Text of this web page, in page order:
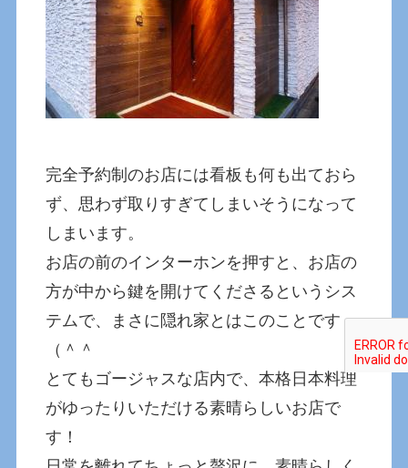
完全予約制のお店には看板も何も出ておら
ず、思わず取りすぎてしまいそうになって
しまいます。
お店の前のインターホンを押すと、お店の
方が中から鍵を開けてくださるというシス
テムで、まさに隠れ家とはこのことです
（＾＾
とてもゴージャスな店内で、本格日本料理
がゆったりいただける素晴らしいお店で
す！